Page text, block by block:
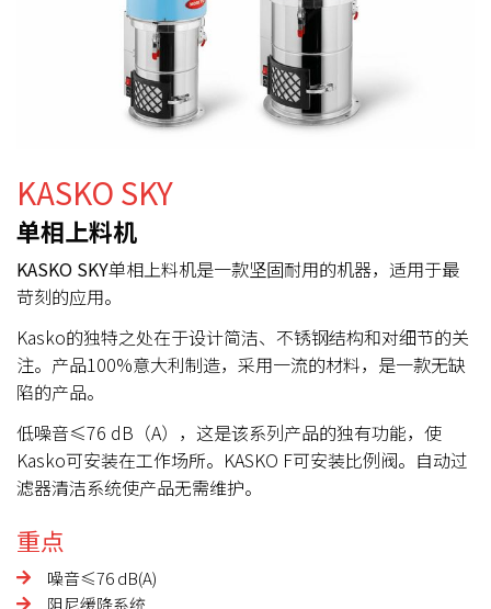
KASKO SKY
单相上料机
KASKO SKY单相上料机是一款坚固耐用的机器，适用于最
苛刻的应用。
Kasko的独特之处在于设计简洁、不锈钢结构和对细节的关
注。产品100%意大利制造，采用一流的材料，是一款无缺
陷的产品。
低噪音≤76 dB（A），这是该系列产品的独有功能，使
Kasko可安装在工作场所。KASKO F可安装比例阀。自动过
滤器清洁系统使产品无需维护。
重点
噪音≤76 dB(A)
阻尼缓降系统